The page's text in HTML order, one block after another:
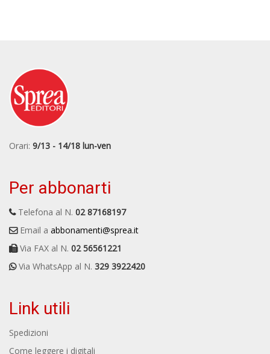
Orari: 9/13 - 14/18 lun-ven
Per abbonarti
Telefona al N. 02 87168197
Email a abbonamenti@sprea.it
Via FAX al N. 02 56561221
Via WhatsApp al N. 329 3922420
Link utili
Spedizioni
Come leggere i digitali